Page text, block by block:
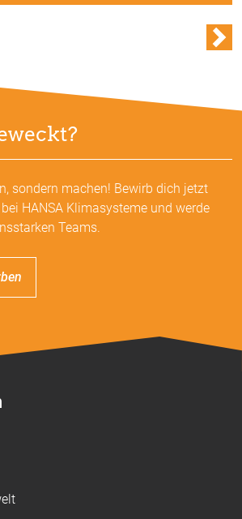
sondern machen! Bewirb dich jetzt
HANSA Klimasysteme und werde
Teams.